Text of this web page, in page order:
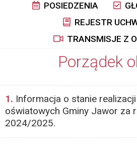
POSIEDZENIA
REJESTR
TRANSMISJE Z
Porządek
1. Informacja o stanie
oświatowych Gminy Jawor za
2024/2025.